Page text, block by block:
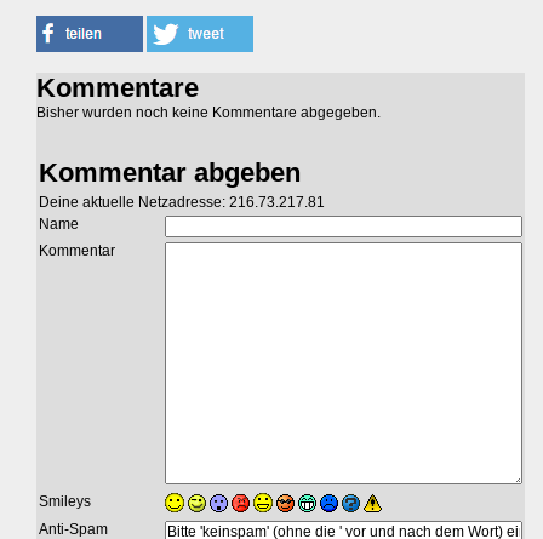
Kommentare
Bisher wurden noch keine Kommentare abgegeben.
Kommentar abgeben
Deine aktuelle Netzadresse: 216.73.217.81
Name
Kommentar
Smileys
Anti-Spam